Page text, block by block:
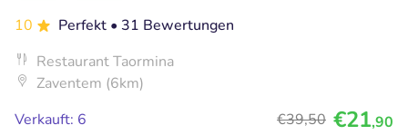
10
Perfekt • 31 Bewertungen
Restaurant Taormina
Zaventem (6km)
Verkauft: 6
€39,50 €21,90